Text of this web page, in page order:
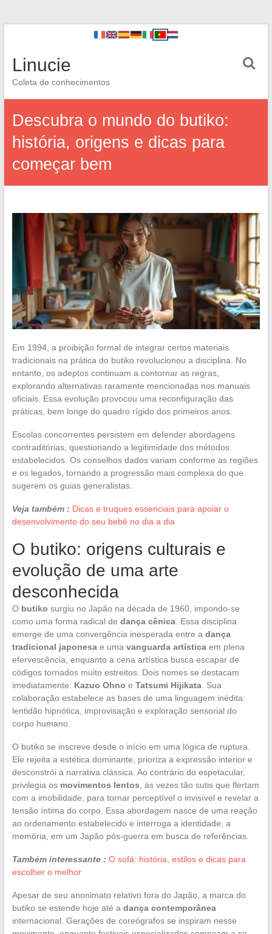
Linucie
Coleta de conhecimentos
Descubra o mundo do butiko:
história, origens e dicas para
começar bem
Em 1994, a proibição formal de integrar certos materiais
tradicionais na prática do butiko revolucionou a disciplina. No
entanto, os adeptos continuam a contornar as regras,
explorando alternativas raramente mencionadas nos manuais
oficiais. Essa evolução provocou uma reconfiguração das
práticas, bem longe do quadro rígido dos primeiros anos.
Escolas concorrentes persistem em defender abordagens
contraditórias, questionando a legitimidade dos métodos
estabelecidos. Os conselhos dados variam conforme as regiões
e os legados, tornando a progressão mais complexa do que
sugerem os guias generalistas.
Veja também : Dicas e truques essenciais para apoiar o
desenvolvimento do seu bebê no dia a dia
O butiko: origens culturais e
evolução de uma arte
desconhecida
O butiko surgiu no Japão na década de 1960, impondo-se
como uma forma radical de dança cênica. Essa disciplina
emerge de uma convergência inesperada entre a dança
tradicional japonesae uma vanguarda artísticaem plena
efervescência, enquanto a cena artística busca escapar de
códigos tornados muito estreitos. Dois nomes se destacam
imediatamente: Kazuo Ohno e Tatsumi Hijikata. Sua
colaboração estabelece as bases de uma linguagem inédita:
lentidão hipnótica, improvisação e exploração sensorial do
corpo humano.
O butiko se inscreve desde o início em uma lógica de ruptura.
Ele rejeita a estética dominante, prioriza a expressão interior e
desconstrói a narrativa clássica. Ao contrário do espetacular,
privilegia os movimentos lentos , às vezes tão sutis que flertam
com a imobilidade, para tornar perceptível o invisível e revelar a
tensão íntima do corpo. Essa abordagem nasce de uma reação
ao ordenamento estabelecido e interroga a identidade, a
memória, em um Japão pós-guerra em busca de referências.
Também interessante : O sofá: história, estilos e dicas para
escolher o melhor
Apesar de seu anonimato relativo fora do Japão, a marca do
butiko se estende hoje até a dança contemporânea
internacional. Gerações de coreógrafos se inspiram nesse